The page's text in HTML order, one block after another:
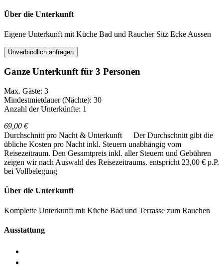
Über die Unterkunft
Eigene Unterkunft mit Küche Bad und Raucher Sitz Ecke Aussen
Unverbindlich anfragen
Ganze Unterkunft für 3 Personen
Max. Gäste: 3
Mindestmietdauer (Nächte): 30
Anzahl der Unterkünfte: 1
69,00 €
Durchschnitt pro Nacht & Unterkunft
Der Durchschnitt gibt die
übliche Kosten pro Nacht inkl. Steuern unabhängig vom
Reisezeitraum. Den Gesamtpreis inkl. aller Steuern und Gebühren
zeigen wir nach Auswahl des Reisezeitraums. entspricht 23,00 € p.P.
bei Vollbelegung
Über die Unterkunft
Komplette Unterkunft mit Küche Bad und Terrasse zum Rauchen
Ausstattung